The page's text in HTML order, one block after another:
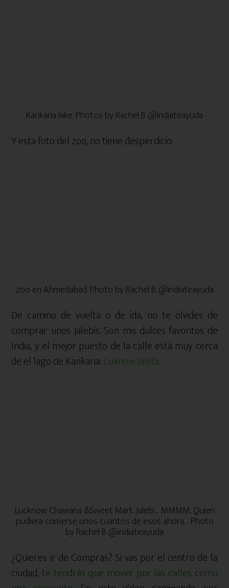
Kankaria lake. Photos by Rachel B @indiateayuda
Y esta foto del zoo, no tiene desperdicio:
zoo en Ahmedabad. Photo by Rachel B. @indiateayuda
De camino de vuelta o de ida, no te olvides de
comprar unos Jalebis. Son mis dulces favoritos de
India, y el mejor puesto de la calle está muy cerca
de el lago de Kankaria: Luknow Jalebi
Lucknow Chawana &Sweet Mart. Jalebi… MMMM, Quien
pudiera comerse unos cuantos de esos ahora… Photo
by Rachel B @indiateayuda
¿Quieres ir de Compras? Si vas por el centro de la
ciudad,te tendrás que mover por las calles como